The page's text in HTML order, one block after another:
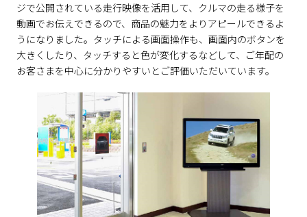
ジで公開されている走行映像を活用して、クルマの走る様子を
動画でお伝えできるので、商品の魅力をよりアピールできるよ
うになりました。タッチによる画面操作も、画面内のボタンを
大きくしたり、タッチすると色が変化するなどして、ご年配の
お客さまを中心に分かりやすいとご評価いただいています。